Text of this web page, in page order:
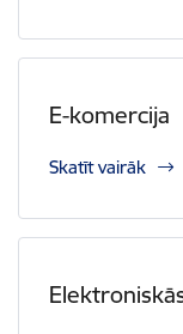
E-komercija
Skatīt vairāk